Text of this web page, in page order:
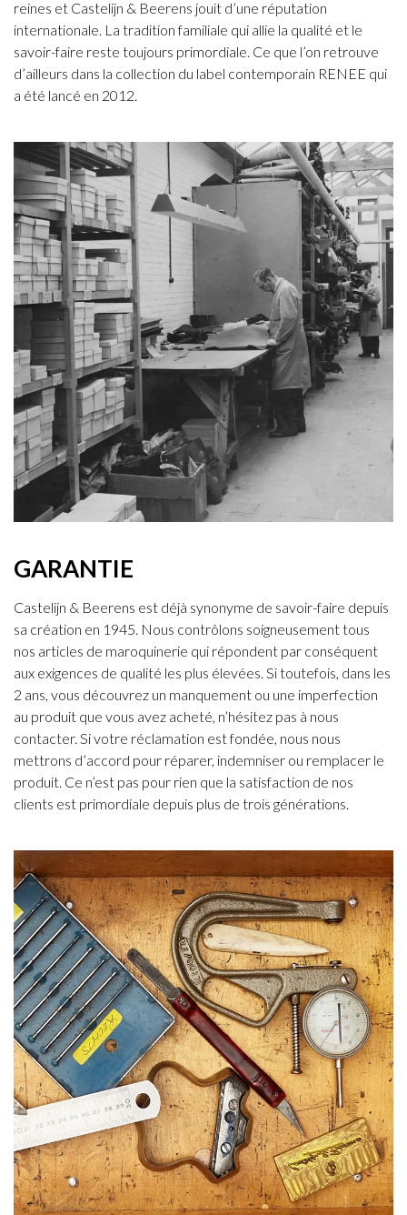
reines et Castelijn & Beerens jouit d’une réputation
internationale. La tradition familiale qui allie la qualité et le
savoir-faire reste toujours primordiale. Ce que l’on retrouve
d’ailleurs dans la collection du label contemporain RENEE qui
a été lancé en 2012.
GARANTIE
Castelijn & Beerens est déjà synonyme de savoir-faire depuis
sa création en 1945. Nous contrôlons soigneusement tous
nos articles de maroquinerie qui répondent par conséquent
aux exigences de qualité les plus élevées. Si toutefois, dans les
2 ans, vous découvrez un manquement ou une imperfection
au produit que vous avez acheté, n’hésitez pas à nous
contacter. Si votre réclamation est fondée, nous nous
mettrons d’accord pour réparer, indemniser ou remplacer le
produit. Ce n’est pas pour rien que la satisfaction de nos
clients est primordiale depuis plus de trois générations.